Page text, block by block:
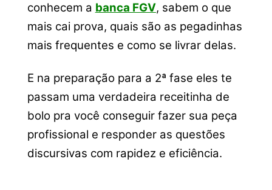
conhecem a banca FGV, sabem o que
mais cai prova, quais são as pegadinhas
mais frequentes e como se livrar delas.
E na preparação para a 2ª fase eles te
passam uma verdadeira receitinha de
bolo pra você conseguir fazer sua peça
profissional e responder as questões
discursivas com rapidez e eficiência.